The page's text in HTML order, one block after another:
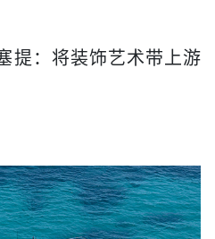
提：将装饰艺术带上游